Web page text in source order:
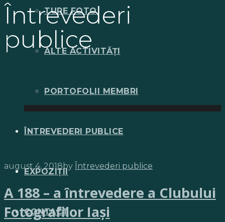
TURE FOTO
ALTE ACTIVITĂȚI
PORTOFOLII MEMBRI
ÎNTREVEDERI PUBLICE
EXPOZIȚII
CONTACT
Întrevederi
publice
august 4, 2018by Întrevederi publice
A 188 – a întrevedere a Clubului
Fotografilor Iaşi